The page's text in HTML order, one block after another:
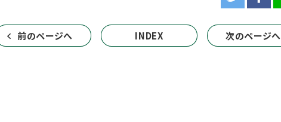
前のページへ INDEX 次のページへ